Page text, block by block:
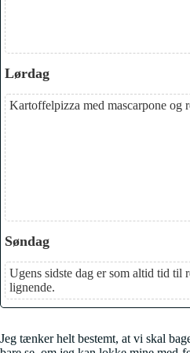
Lørdag
Kartoffelpizza med mascarpone og
Søndag
Ugens sidste dag er som altid tid til
lignende.
Jeg tænker helt bestemt, at vi skal